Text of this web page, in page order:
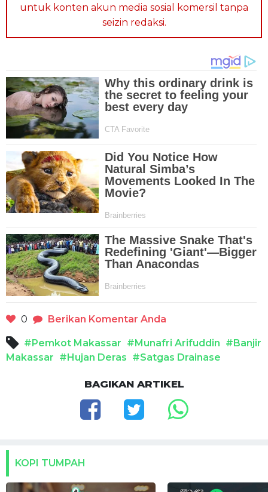
untuk konten akun media sosial komersil tanpa
seizin redaksi.
0 Berikan Komentar Anda
#Pemkot Makassar #Munafri Arifuddin #Banjir
Makassar #Hujan Deras #Satgas Drainase
BAGIKAN ARTIKEL
KOPI TUMPAH